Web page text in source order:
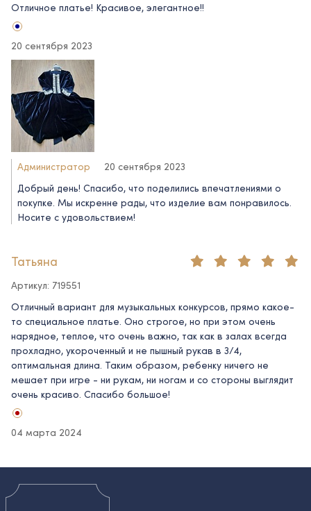
Отличное платье! Красивое, элегантное!!
20 сентября 2023
Администратор
20 сентября 2023
Добрый день! Спасибо, что поделились впечатлениями о
покупке. Мы искренне рады, что изделие вам понравилось.
Носите с удовольствием!
Татьяна
Артикул: 719551
Отличный вариант для музыкальных конкурсов, прямо какое-
то специальное платье. Оно строгое, но при этом очень
нарядное, теплое, что очень важно, так как в залах всегда
прохладно, укороченный и не пышный рукав в 3/4,
оптимальная длина. Таким образом, ребенку ничего не
мешает при игре - ни рукам, ни ногам и со стороны выглядит
очень красиво. Спасибо большое!
04 марта 2024